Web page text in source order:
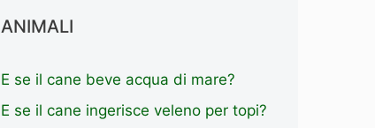
ANIMALI
E se il cane beve acqua di mare?
E se il cane ingerisce veleno per topi?